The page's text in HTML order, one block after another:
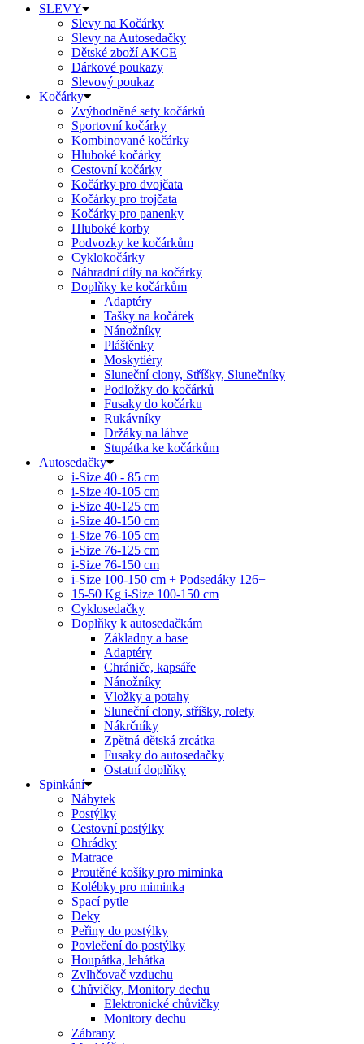
SLEVY
Slevy na Kočárky
Slevy na Autosedačky
Dětské zboží AKCE
Dárkové poukazy
Slevový poukaz
Kočárky
Zvýhodněné sety kočárků
Sportovní kočárky
Kombinované kočárky
Hluboké kočárky
Cestovní kočárky
Kočárky pro dvojčata
Kočárky pro trojčata
Kočárky pro panenky
Hluboké korby
Podvozky ke kočárkům
Cyklokočárky
Náhradní díly na kočárky
Doplňky ke kočárkům
Adaptéry
Tašky na kočárek
Nánožníky
Pláštěnky
Moskytiéry
Sluneční clony, Stříšky, Slunečníky
Podložky do kočárků
Fusaky do kočárku
Rukávníky
Držáky na láhve
Stupátka ke kočárkům
Autosedačky
i-Size 40 - 85 cm
i-Size 40-105 cm
i-Size 40-125 cm
i-Size 40-150 cm
i-Size 76-105 cm
i-Size 76-125 cm
i-Size 76-150 cm
i-Size 100-150 cm + Podsedáky 126+
15-50 Kg i-Size 100-150 cm
Cyklosedačky
Doplňky k autosedačkám
Základny a base
Adaptéry
Chrániče, kapsáře
Nánožníky
Vložky a potahy
Sluneční clony, stříšky, rolety
Nákrčníky
Zpětná dětská zrcátka
Fusaky do autosedačky
Ostatní doplňky
Spinkání
Nábytek
Postýlky
Cestovní postýlky
Ohrádky
Matrace
Proutěné košíky pro miminka
Kolébky pro miminka
Spací pytle
Deky
Peřiny do postýlky
Povlečení do postýlky
Houpátka, lehátka
Zvlhčovač vzduchu
Chůvičky, Monitory dechu
Elektronické chůvičky
Monitory dechu
Zábrany